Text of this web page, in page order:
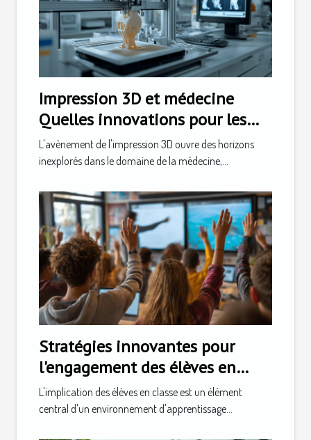
Impression 3D et médecine
Quelles innovations pour les
prothèses personnalisées
L'avènement de l'impression 3D ouvre des horizons
inexplorés dans le domaine de la médecine,...
Stratégies innovantes pour
l'engagement des élèves en
classe
L'implication des élèves en classe est un élément
central d'un environnement d'apprentissage...